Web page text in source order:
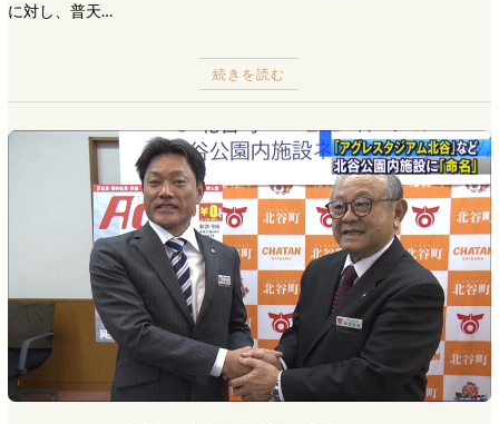
に対し、普天…
続きを読む